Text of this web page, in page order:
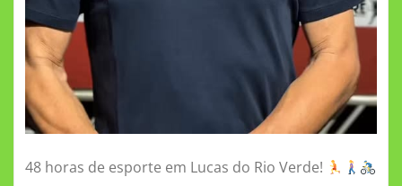
48 horas de esporte em Lucas do Rio Verde!